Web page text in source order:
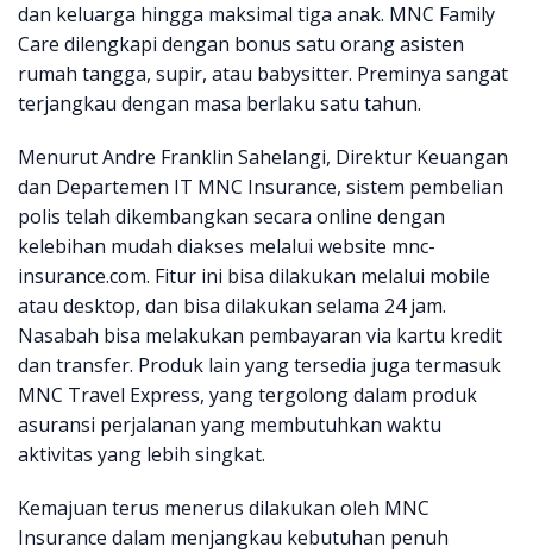
dan keluarga hingga maksimal tiga anak. MNC Family
Care dilengkapi dengan bonus satu orang asisten
rumah tangga, supir, atau babysitter. Preminya sangat
terjangkau dengan masa berlaku satu tahun.
Menurut Andre Franklin Sahelangi, Direktur Keuangan
dan Departemen IT MNC Insurance, sistem pembelian
polis telah dikembangkan secara online dengan
kelebihan mudah diakses melalui website mnc-
insurance.com. Fitur ini bisa dilakukan melalui mobile
atau desktop, dan bisa dilakukan selama 24 jam.
Nasabah bisa melakukan pembayaran via kartu kredit
dan transfer. Produk lain yang tersedia juga termasuk
MNC Travel Express, yang tergolong dalam produk
asuransi perjalanan yang membutuhkan waktu
aktivitas yang lebih singkat.
Kemajuan terus menerus dilakukan oleh MNC
Insurance dalam menjangkau kebutuhan penuh